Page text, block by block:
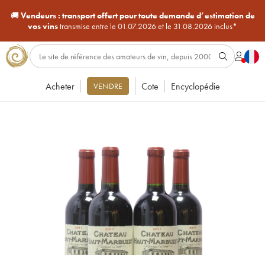
🚚Vendeurs : transport offert pour toute demande d’estimation de
vos vinstransmise entre le 01.07.2026 et le 31.08.2026 inclus*
Acheter VENDRE Cote Encyclopédie